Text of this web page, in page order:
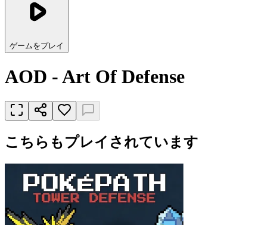
ゲームをプレイ
AOD - Art Of Defense
こちらもプレイされています